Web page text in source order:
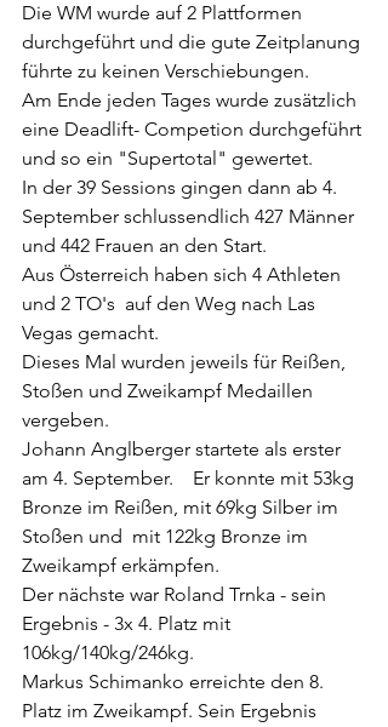
Die WM wurde auf 2 Plattformen
durchgeführt und die gute Zeitplanung
führte zu keinen Verschiebungen.
Am Ende jeden Tages wurde zusätzlich
eine Deadlift- Competion durchgeführt
und so ein "Supertotal" gewertet.
In der 39 Sessions gingen dann ab 4.
September schlussendlich 427 Männer
und 442 Frauen an den Start.
Aus Österreich haben sich 4 Athleten
und 2 TO's  auf den Weg nach Las
Vegas gemacht.
Dieses Mal wurden jeweils für Reißen,
Stoßen und Zweikampf Medaillen
vergeben.
Johann Anglberger startete als erster
am 4. September.    Er konnte mit 53kg
Bronze im Reißen, mit 69kg Silber im
Stoßen und  mit 122kg Bronze im
Zweikampf erkämpfen.
Der nächste war Roland Trnka - sein
Ergebnis - 3x 4. Platz mit
106kg/140kg/246kg.
Markus Schimanko erreichte den 8.
Platz im Zweikampf. Sein Ergebnis